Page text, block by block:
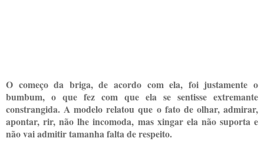
O começo da briga, de acordo com ela, foi justamente o
bumbum, o que fez com que ela se sentisse extremante
constrangida. A modelo relatou que o fato de olhar, admirar,
apontar, rir, não lhe incomoda, mas xingar ela não suporta e
não vai admitir tamanha falta de respeito.